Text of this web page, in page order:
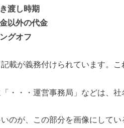
渡し時期
以外の代金
グオフ
載が義務付けられています。
・・・運営事務局」などは、
いのが、この部分を画像にしてい